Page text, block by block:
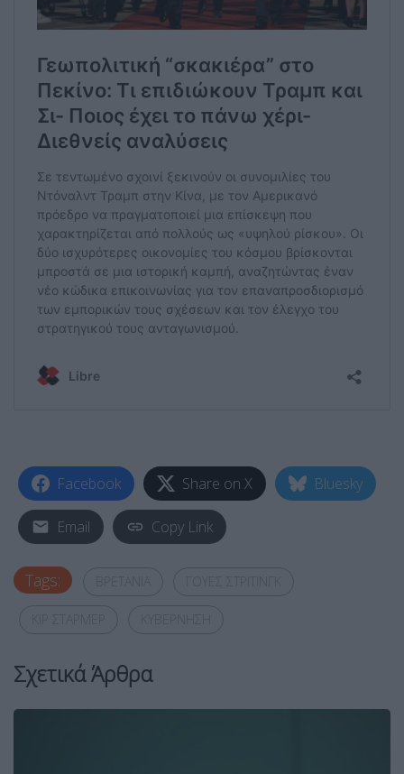
Facebook Share on X Bluesky
Email Copy Link
Tags:
Σχετικά Άρθρα